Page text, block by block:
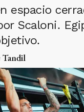
espacio
Scaloni.
Tandil